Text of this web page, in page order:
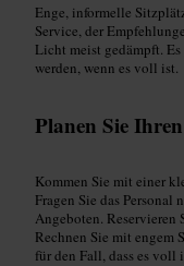
Enge, informelle
Service, der
Licht meist gedämpft.
werden, wenn es voll ist.
Planen Sie
Kommen Sie mit einer
Fragen Sie das
Angeboten. Reservieren
Rechnen Sie mit
für den Fall, dass es voll